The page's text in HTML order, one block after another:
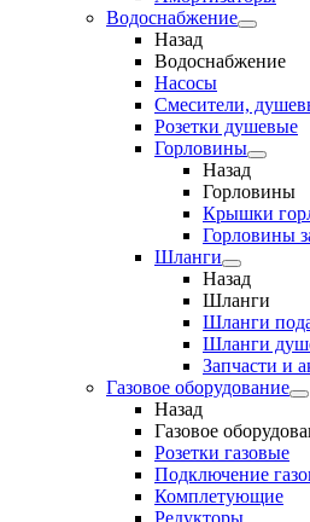
Водоснабжение
Назад
Водоснабжение
Насосы
Смесители,
Розетки душевые
Горловины
Назад
Горловины
Крышки
Горловины
Шланги
Назад
Шланги
Шланги
Шланги
Запчасти и
Газовое оборудование
Назад
Газовое
Розетки газовые
Подключение
Комплетующие
Редукторы